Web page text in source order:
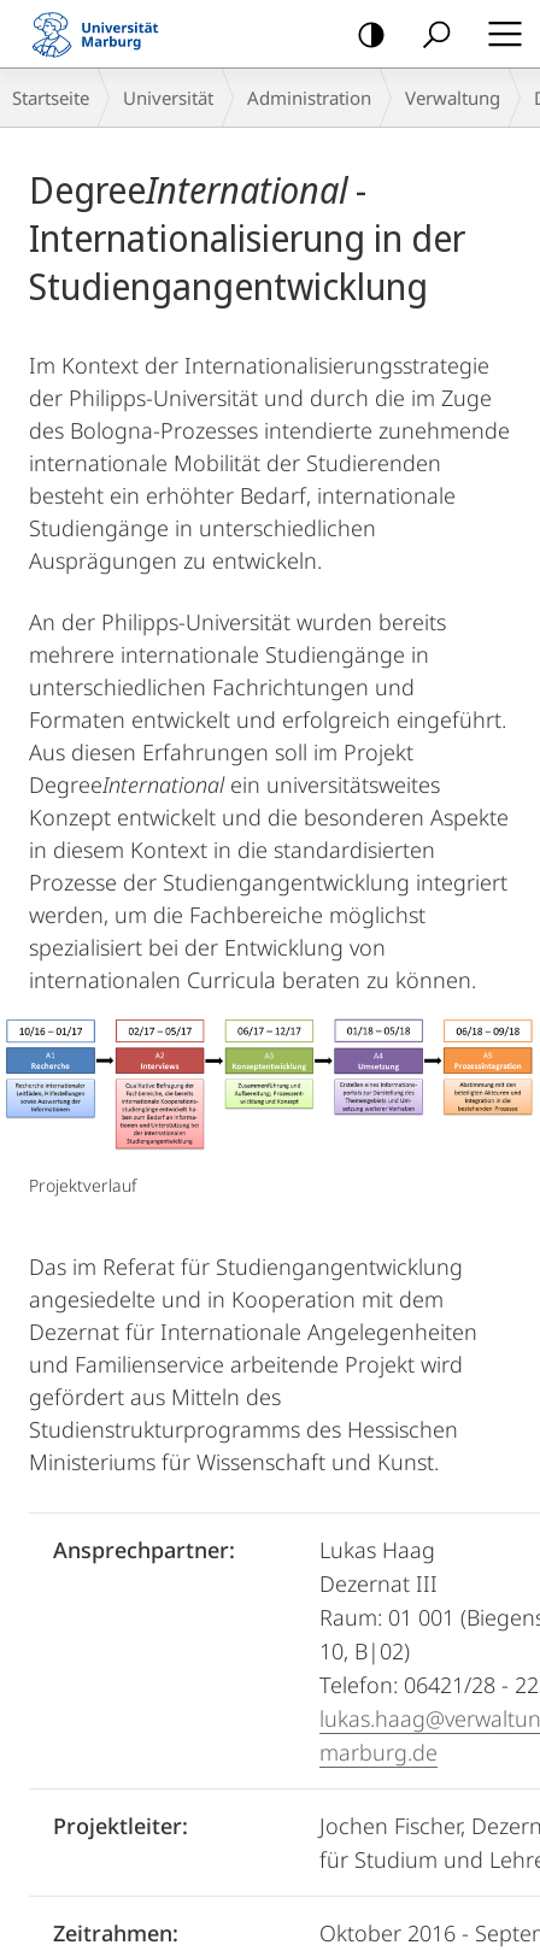
Mobile-
Navigation
Breadcrumb-
Navigation
Startseite Universität Administration Verwaltung
DegreeInternational-
Internationalisierung in der
Studiengangentwicklung
Im Kontext der Internationalisierungsstrategie
der Philipps-Universität und durch die im Zuge
des Bologna-Prozesses intendierte zunehmende
internationale Mobilität der Studierenden
besteht ein erhöhter Bedarf, internationale
Studiengänge in unterschiedlichen
Ausprägungen zu entwickeln.
An der Philipps-Universität wurden bereits
mehrere internationale Studiengänge in
unterschiedlichen Fachrichtungen und
Formaten entwickelt und erfolgreich eingeführt.
Aus diesen Erfahrungen soll im Projekt
DegreeInternationalein universitätsweites
Konzept entwickelt und die besonderen Aspekte
in diesem Kontext in die standardisierten
Prozesse der Studiengangentwicklung integriert
werden, um die Fachbereiche möglichst
spezialisiert bei der Entwicklung von
internationalen Curricula beraten zu können.
Projektverlauf
Das im Referat für Studiengangentwicklung
angesiedelte und in Kooperation mit dem
Dezernat für Internationale Angelegenheiten
und Familienservice arbeitende Projekt wird
gefördert aus Mitteln des
Studienstrukturprogramms des Hessischen
Ministeriums für Wissenschaft und Kunst.
Ansprechpartner:
Lukas Haag
Dezernat III
Raum: 01 001
10, B|02)
Telefon: 06421/28 -
marburg.de
Projektleiter:
Jochen Fischer,
für Studium und
Zeitrahmen:
Oktober 2016 -